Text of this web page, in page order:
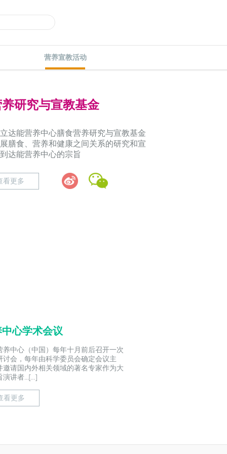
营养宣教活动
心学术会议
养中心（中国）每年十月前后召开一次
讨会，每年由科学委员会确定会议主
邀请国内外相关领域的著名专家作为大
演讲者...[…]
看更多